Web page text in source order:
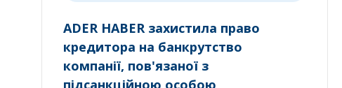
ADER HABER захистила право
кредитора на банкрутство
компанії, пов'язаної з
підсанкційною особою